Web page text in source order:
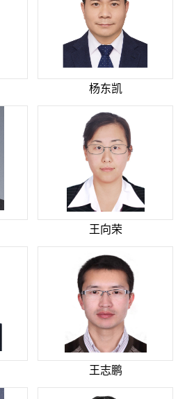
杨东凯
王向荣
王志鹏